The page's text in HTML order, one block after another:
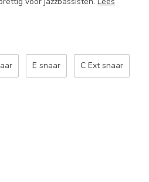
E snaar C Ext snaar